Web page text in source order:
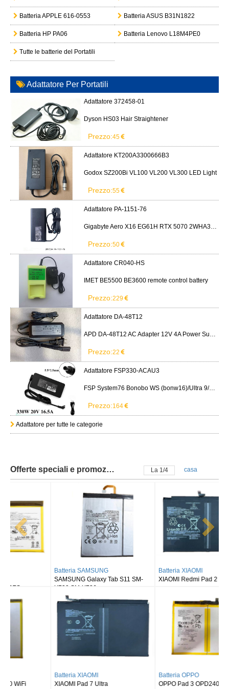
Batteria APPLE 616-0553 Batteria ASUS B31N1822
Batteria HP PA06 Batteria Lenovo L18M4PE0
Tutte le batterie del Portatili
Adattatore Per Portatili
Adattatore 372458-01
Dyson HS03 Hair Straightener
Prezzo:45
Adattatore KT200A3300666B3
Godox SZ200Bi VL100 VL200 VL300 LED Light
Prezzo:55
Adattatore PA-1151-76
Gigabyte Aero X16 EG61H RTX 5070 2WHA3USC64AH LITEON PA-1151-76 150W adapter
Prezzo:50
Adattatore CR040-HS
IMET BE5500 BE3600 remote control battery
Prezzo:229
Adattatore DA-48T12
APD DA-48T12 AC Adapter 12V 4A Power Supply Cord
Prezzo:22
Adattatore FSP330-ACAU3
FSP System76 Bonobo WS (bonw16)/Ultra 9/RTX5090
Prezzo:164
Adattatore per tutte le categorie
Offerte speciali e promozioni La 2/4 casa
Batteria SAMSUNG
SAMSUNG Galaxy Tab S11 SM-
X730 SM-X736
Batteria XIAOMI
XIAOMI Redmi Pad 2
Batteria XIAOMI
XIAOMI Pad 7 Ultra
OPPO Pad 3 OPD2405